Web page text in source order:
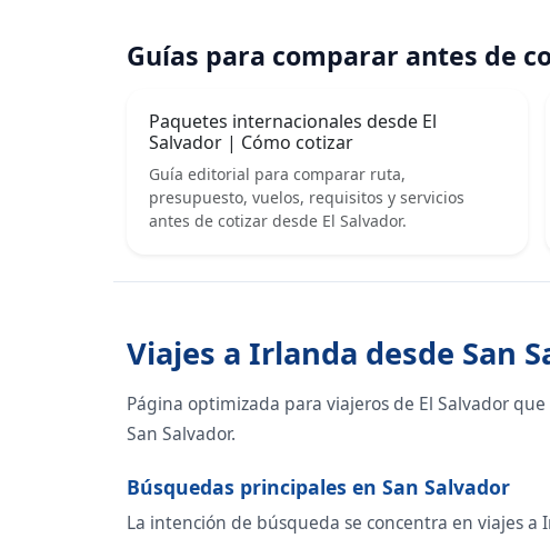
Guías para comparar antes de
Paquetes internacionales desde El
Salvador | Cómo cotizar
Guía editorial para comparar ruta,
presupuesto, vuelos, requisitos y servicios
antes de cotizar desde El Salvador.
Viajes a Irlanda desde San
Página optimizada para viajeros de El Salvador
San Salvador.
Búsquedas principales en San Salvador
La intención de búsqueda se concentra en viajes